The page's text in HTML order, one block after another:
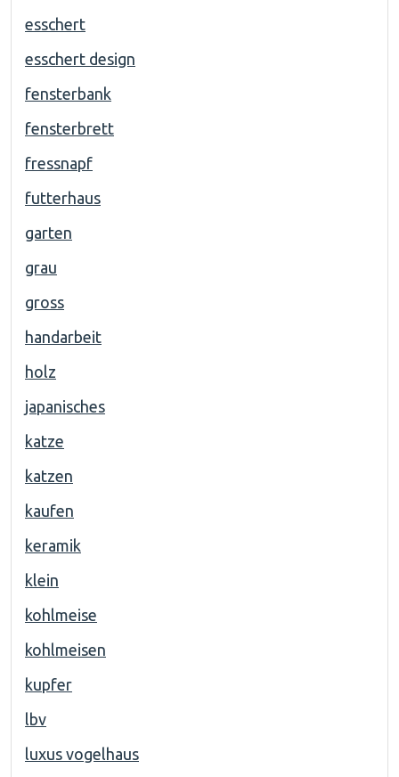
esschert
esschert design
fensterbank
fensterbrett
fressnapf
futterhaus
garten
grau
gross
handarbeit
holz
japanisches
katze
katzen
kaufen
keramik
klein
kohlmeise
kohlmeisen
kupfer
lbv
luxus vogelhaus